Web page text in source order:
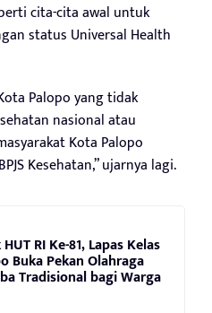
cita-cita awal untuk
status Universal Health
Palopo yang tidak
nasional atau
Kota Palopo
Kesehatan,” ujarnya lagi.
RI Ke-81, Lapas Kelas
Buka Pekan Olahraga
Tradisional bagi Warga